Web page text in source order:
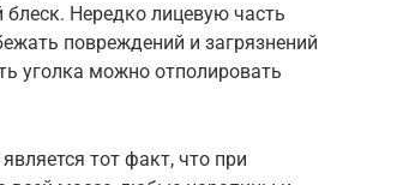
блеск. Нередко лицевую часть
повреждений и загрязнений
уголка можно отполировать
тот факт, что при